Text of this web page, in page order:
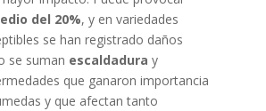
del 20%, y en variedades
se han registrado daños
se suman escaldadura y
que ganaron importancia
y que afectan tanto